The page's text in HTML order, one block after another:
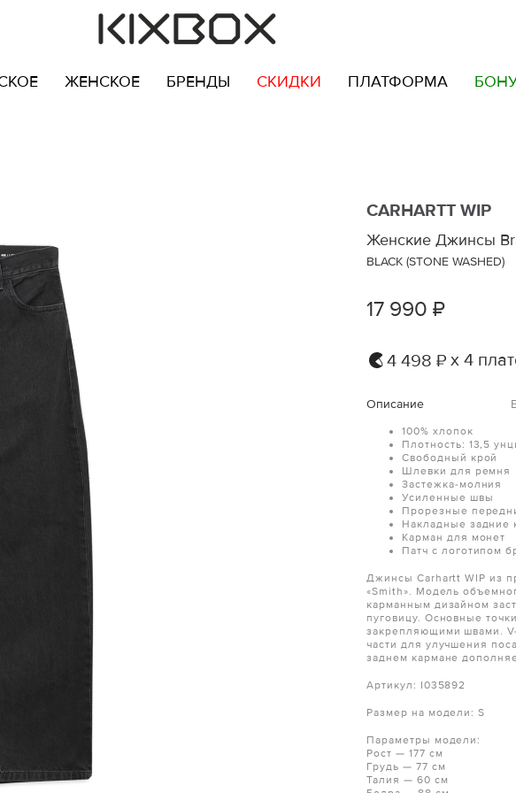
ЖЕНСКОЕ БРЕНДЫ СКИДКИ ПЛАТФОРМА
CARHARTT WIP
Женские Джинсы
BLACK (STONE WASHED)
17 990 ₽
4 498 ₽ х 4
Описание
100% хлопок
Плотность: 13,5
Cвободный крой
Шлевки для ремня
Застежка-молния
Усиленные швы
Прорезные
Накладные задние
Карман для монет
Патч с логотипом
Джинсы Carhartt WIP из
«Smith». Модель
карманным дизайном
пуговицу. Основные
закрепляющими швами.
части для улучшения
заднем кармане
Артикул: I035892
Размер на модели: S
Параметры модели:
Рост — 177 см
Грудь — 77 см
Талия — 60 см